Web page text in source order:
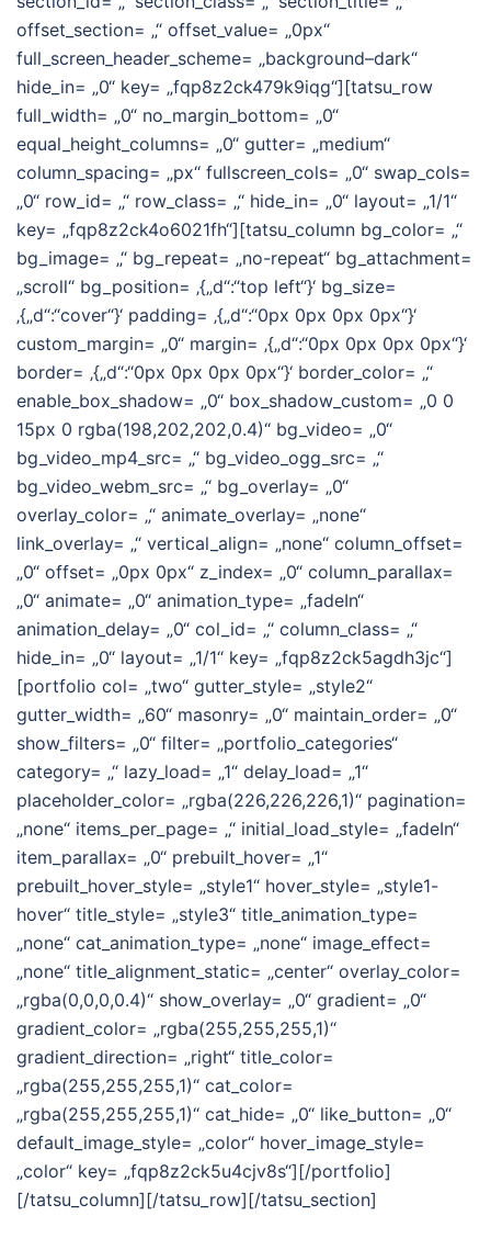
offset_section= „“ offset_value= „0px“
full_screen_header_scheme= „background–dark“
hide_in= „0“ key= „fqp8z2ck479k9iqg“][tatsu_row
full_width= „0“ no_margin_bottom= „0“
equal_height_columns= „0“ gutter= „medium“
column_spacing= „px“ fullscreen_cols= „0“ swap_cols=
„0“ row_id= „“ row_class= „“ hide_in= „0“ layout= „1/1“
key= „fqp8z2ck4o6021fh“][tatsu_column bg_color= „“
bg_image= „“ bg_repeat= „no-repeat“ bg_attachment=
„scroll“ bg_position= ‚{„d“:“top left“}‘ bg_size=
‚{„d“:“cover“}‘ padding= ‚{„d“:“0px 0px 0px 0px“}‘
custom_margin= „0“ margin= ‚{„d“:“0px 0px 0px 0px“}‘
border= ‚{„d“:“0px 0px 0px 0px“}‘ border_color= „“
enable_box_shadow= „0“ box_shadow_custom= „0 0
15px 0 rgba(198,202,202,0.4)“ bg_video= „0“
bg_video_mp4_src= „“ bg_video_ogg_src= „“
bg_video_webm_src= „“ bg_overlay= „0“
overlay_color= „“ animate_overlay= „none“
link_overlay= „“ vertical_align= „none“ column_offset=
„0“ offset= „0px 0px“ z_index= „0“ column_parallax=
„0“ animate= „0“ animation_type= „fadeIn“
animation_delay= „0“ col_id= „“ column_class= „“
hide_in= „0“ layout= „1/1“ key= „fqp8z2ck5agdh3jc“]
[portfolio col= „two“ gutter_style= „style2“
gutter_width= „60“ masonry= „0“ maintain_order= „0“
show_filters= „0“ filter= „portfolio_categories“
category= „“ lazy_load= „1“ delay_load= „1“
placeholder_color= „rgba(226,226,226,1)“ pagination=
„none“ items_per_page= „“ initial_load_style= „fadeIn“
item_parallax= „0“ prebuilt_hover= „1“
prebuilt_hover_style= „style1“ hover_style= „style1-
hover“ title_style= „style3“ title_animation_type=
„none“ cat_animation_type= „none“ image_effect=
„none“ title_alignment_static= „center“ overlay_color=
„rgba(0,0,0,0.4)“ show_overlay= „0“ gradient= „0“
gradient_color= „rgba(255,255,255,1)“
gradient_direction= „right“ title_color=
„rgba(255,255,255,1)“ cat_color=
„rgba(255,255,255,1)“ cat_hide= „0“ like_button= „0“
default_image_style= „color“ hover_image_style=
„color“ key= „fqp8z2ck5u4cjv8s“][/portfolio]
[/tatsu_column][/tatsu_row][/tatsu_section]